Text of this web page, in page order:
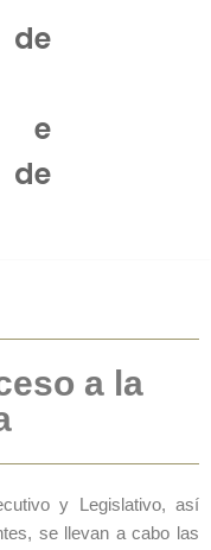
e
de
a la
y Legislativo, así
se llevan a cabo las